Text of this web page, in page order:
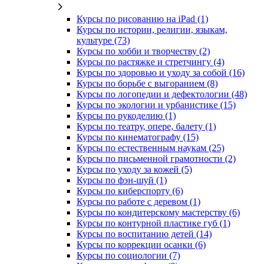
Курсы по рисованию на iPad (1)
Курсы по истории, религии, языкам,
культуре (73)
Курсы по хобби и творчеству (2)
Курсы по растяжке и стретчингу (4)
Курсы по здоровью и уходу за собой (16)
Курсы по борьбе с выгоранием (8)
Курсы по логопедии и дефектологии (48)
Курсы по экологии и урбанистике (15)
Курсы по рукоделию (1)
Курсы по театру, опере, балету (1)
Курсы по кинематографу (15)
Курсы по естественным наукам (25)
Курсы по письменной грамотности (2)
Курсы по уходу за кожей (5)
Курсы по фэн-шуй (1)
Курсы по киберспорту (6)
Курсы по работе с деревом (1)
Курсы по кондитерскому мастерству (6)
Курсы по контурной пластике губ (1)
Курсы по воспитанию детей (14)
Курсы по коррекции осанки (6)
Курсы по социологии (7)